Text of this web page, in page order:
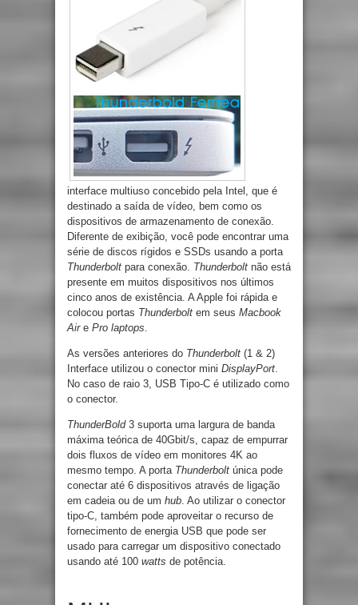
interface multiuso concebido pela Intel, que é
destinado a saída de vídeo, bem como os
dispositivos de armazenamento de conexão.
Diferente de exibição, você pode encontrar uma
série de discos rígidos e SSDs usando a porta
Thunderbolt para conexão. Thunderbolt não está
presente em muitos dispositivos nos últimos
cinco anos de existência. A Apple foi rápida e
colocou portas Thunderbolt em seus Macbook
Air e Pro laptops
As versões anteriores do Thunderbolt (1 & 2)
Interface utilizou o conector mini DisplayPort
No caso de raio 3, USB Tipo-C é utilizado como
o conector.
ThunderBold 3 suporta uma largura de banda
máxima teórica de 40Gbit/s, capaz de empurrar
dois fluxos de vídeo em monitores 4K ao
mesmo tempo. A porta Thunderbolt única pode
conectar até 6 dispositivos através de ligação
em cadeia ou de um hub . Ao utilizar o conector
tipo-C, também pode aproveitar o recurso de
fornecimento de energia USB que pode ser
usado para carregar um dispositivo conectado
usando até 100 watts de potência.